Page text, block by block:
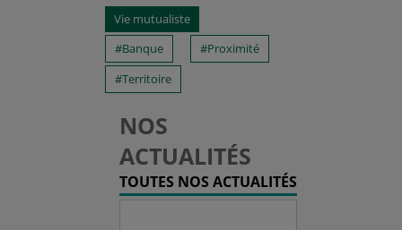
Vie mutualiste
Banque
Proximité
Territoire
NOS
ACTUALITÉS
TOUTES NOS ACTUALITÉS